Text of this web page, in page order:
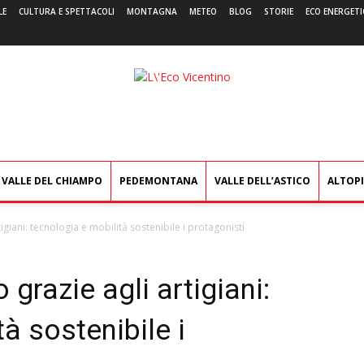
CULTURA E SPETTACOLI MONTAGNA METEO BLOG STORIE ECO
L'Eco
VALLE DEL CHIAMPO PEDEMONTANA VALLE DELL’ASTICO
tecnologia e mobilità sostenibile i protagonisti
grazie agli artigiani:
sostenibile i